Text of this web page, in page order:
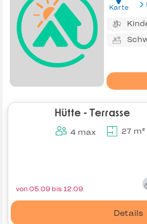
Karte
Hütte - Terrasse
4 max 27 m²
Details
von 05.09 bis 12.09